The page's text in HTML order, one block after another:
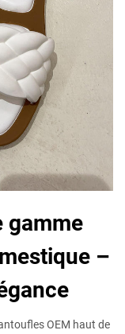
gamme
–
OEM haut de